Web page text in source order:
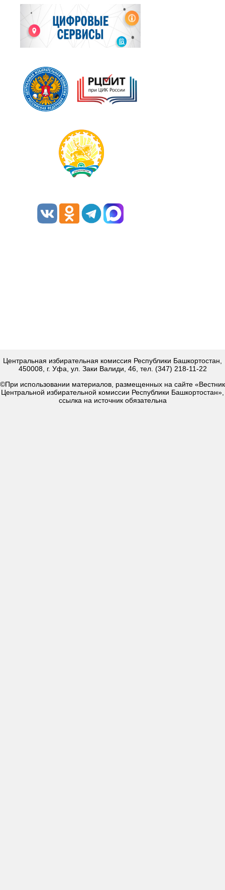
Центральная избирательная комиссия Республики Башкортостан,
450008, г. Уфа, ул. Заки Валиди, 46, тел. (347) 218-11-22
©При использовании материалов, размещенных на сайте «Вестник
Центральной избирательной комиссии Республики Башкортостан»,
ссылка на источник обязательна